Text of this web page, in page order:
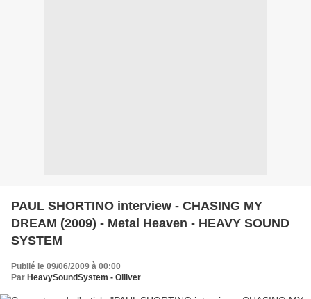
PAUL SHORTINO interview - CHASING MY
DREAM (2009) - Metal Heaven - HEAVY SOUND
SYSTEM
Publié le 09/06/2009 à 00:00
Par HeavySoundSystem - Oliiver